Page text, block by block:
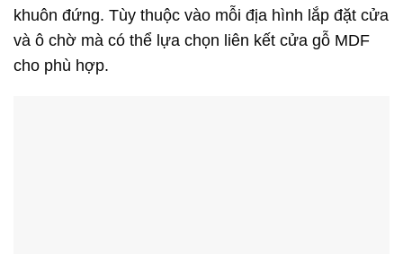
khuôn đứng. Tùy thuộc vào mỗi địa hình lắp đặt cửa
và ô chờ mà có thể lựa chọn liên kết cửa gỗ MDF
cho phù hợp.